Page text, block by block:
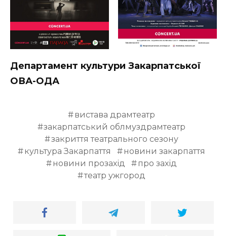
Департамент культури Закарпатської
ОВА-ОДА
вистава драмтеатр
закарпатський облмуздрамтеатр
закриття театрального сезону
культура Закарпаття
новини закарпаття
новини прозахід
про захід
театр ужгород